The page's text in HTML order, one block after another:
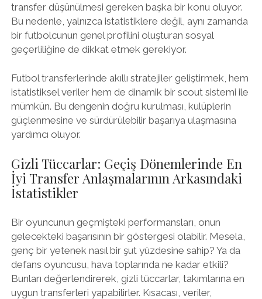
transfer düşünülmesi gereken başka bir konu oluyor.
Bu nedenle, yalnızca istatistiklere değil, aynı zamanda
bir futbolcunun genel profilini oluşturan sosyal
geçerliliğine de dikkat etmek gerekiyor.
Futbol transferlerinde akıllı stratejiler geliştirmek, hem
istatistiksel veriler hem de dinamik bir scout sistemi ile
mümkün. Bu dengenin doğru kurulması, kulüplerin
güçlenmesine ve sürdürülebilir başarıya ulaşmasına
yardımcı oluyor.
Gizli Tüccarlar: Geçiş Dönemlerinde En
İyi Transfer Anlaşmalarının Arkasındaki
İstatistikler
Bir oyuncunun geçmişteki performansları, onun
gelecekteki başarısının bir göstergesi olabilir. Mesela,
genç bir yetenek nasıl bir şut yüzdesine sahip? Ya da
defans oyuncusu, hava toplarında ne kadar etkili?
Bunları değerlendirerek, gizli tüccarlar, takımlarına en
uygun transferleri yapabilirler. Kısacası, veriler,